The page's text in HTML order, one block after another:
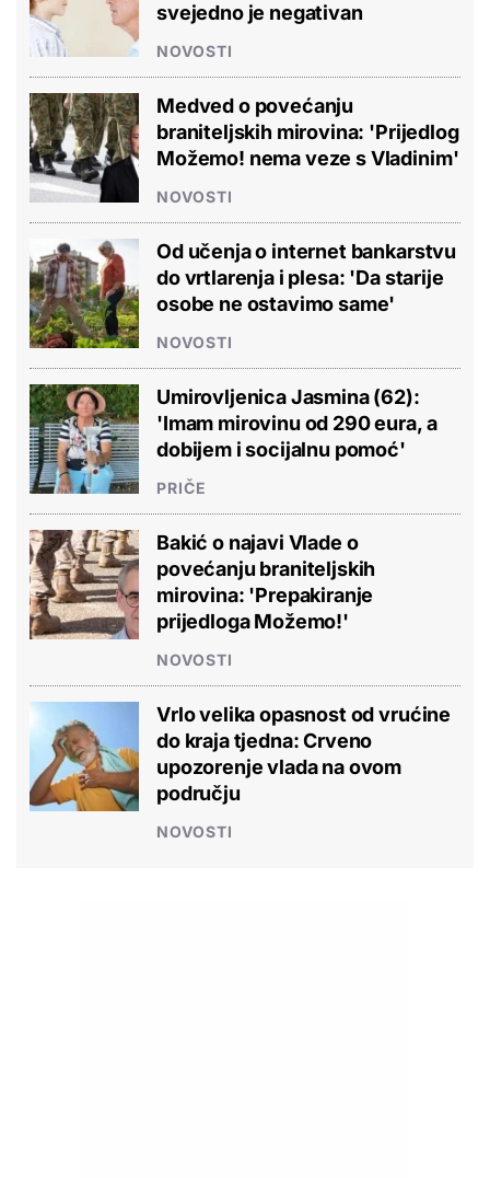
svejedno je negativan
NOVOSTI
Medved o povećanju
braniteljskih mirovina: 'Prijedlog
Možemo! nema veze s Vladinim'
NOVOSTI
Od učenja o internet bankarstvu
do vrtlarenja i plesa: 'Da starije
osobe ne ostavimo same'
NOVOSTI
Umirovljenica Jasmina (62):
'Imam mirovinu od 290 eura, a
dobijem i socijalnu pomoć'
PRIČE
Bakić o najavi Vlade o
povećanju braniteljskih
mirovina: 'Prepakiranje
prijedloga Možemo!'
NOVOSTI
Vrlo velika opasnost od vrućine
do kraja tjedna: Crveno
upozorenje vlada na ovom
području
NOVOSTI